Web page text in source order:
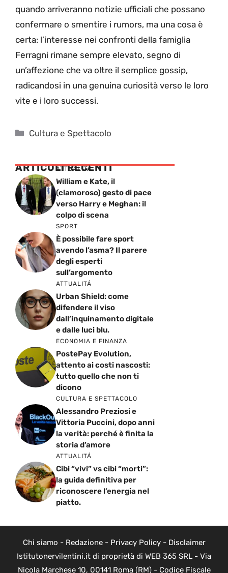
quando arriveranno notizie ufficiali che possano
confermare o smentire i rumors, ma una cosa è
certa: l’interesse nei confronti della famiglia
Ferragni rimane sempre elevato, segno di
un’affezione che va oltre il semplice gossip,
radicandosi in una genuina curiosità verso le loro
vite e i loro successi.
Categorie
Cultura e Spettacolo
ARTICOLI RECENTI
ATTUALITÁ
William e Kate, il
(clamoroso) gesto di pace
verso Harry e Meghan: il
colpo di scena
SPORT
È possibile fare sport
avendo l’asma? Il parere
degli esperti
sull’argomento
ATTUALITÁ
Urban Shield: come
difendere il viso
dall’inquinamento digitale
e dalle luci blu.
ECONOMIA E FINANZA
PostePay Evolution,
attento ai costi nascosti:
tutto quello che non ti
dicono
CULTURA E SPETTACOLO
Alessandro Preziosi e
Vittoria Puccini, dopo anni
la verità: perché è finita la
storia d’amore
ATTUALITÁ
Cibi “vivi” vs cibi “morti”:
la guida definitiva per
riconoscere l’energia nel
piatto.
Chi siamo - Redazione- Privacy Policy- Disclaimer
Istitutonervilentini.it di proprietà di WEB 365 SRL - Via
Nicola Marchese 10, 00141 Roma (RM) - Codice Fiscale